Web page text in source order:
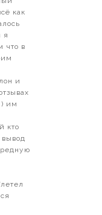
как
я
что в
и
им
кто